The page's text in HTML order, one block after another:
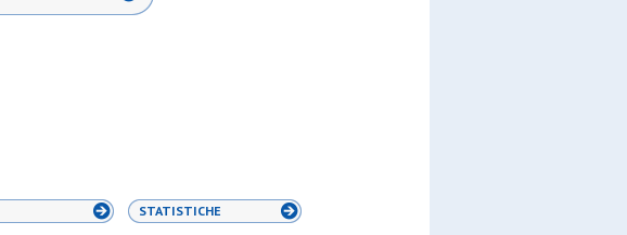
STATISTICHE